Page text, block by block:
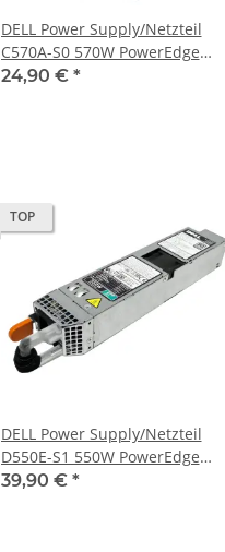
DELL Power Supply/Netzteil
C570A-S0 570W PowerEdge
R710, T610 DP/N 0RXCPH RXCPH
24,90 € *
TOP
DELL Power Supply/Netzteil
D550E-S1 550W PowerEdge
R430 DP/N 0X185V
39,90 € *